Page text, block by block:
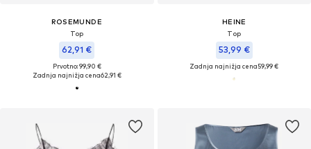
ROSEMUNDE
Top
62,91 €
Prvotno: 99,90 €
Zadnja najnižja cena62,91 €
HEINE
Top
53,99 €
Zadnja najnižja cena59,99 €